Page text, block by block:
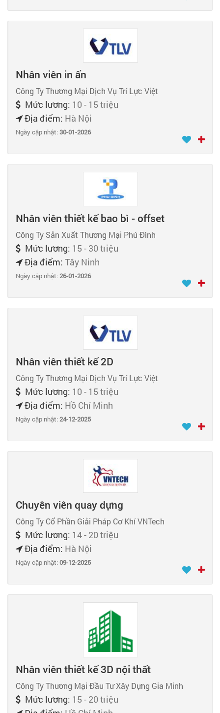
Nhân viên in ấn
Công Ty Thương Mại Dịch Vụ Trí Lực Việt
Mức lương: 10 - 15 triệu
Địa điểm: Hà Nội
Ngày cập nhật:30-01-2026
Nhân viên thiết kế bao bì - offset
Công Ty Sản Xuất Thương Mại Phú Đình
Mức lương: 15 - 30 triệu
Địa điểm: Tây Ninh
Ngày cập nhật:26-01-2026
Nhân viên thiết kế 2D
Công Ty Thương Mại Dịch Vụ Trí Lực Việt
Mức lương: 10 - 15 triệu
Địa điểm: Hồ Chí Minh
Ngày cập nhật:24-12-2025
Chuyên viên quay dựng
Công Ty Cổ Phần Giải Pháp Cơ Khí VNTech
Mức lương: 14 - 20 triệu
Địa điểm: Hà Nội
Ngày cập nhật:09-12-2025
Nhân viên thiết kế 3D nội thất
Công Ty Thương Mại Đầu Tư Xây Dựng Gia Minh
Mức lương: 15 - 20 triệu